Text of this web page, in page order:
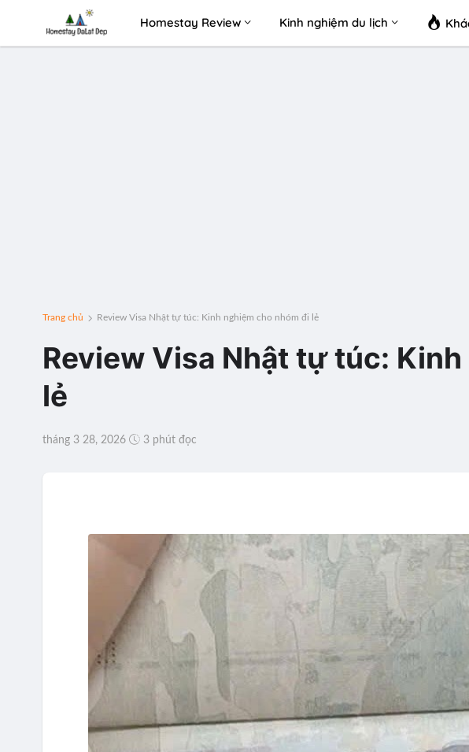
Homestay Review Kinh nghiệm du lịch
Trang chủ Review Visa Nhật tự túc: Kinh nghiệm cho nhóm đi lẻ
Review Visa Nhật tự túc:
lẻ
tháng 3 28, 2026 3 phút đọc